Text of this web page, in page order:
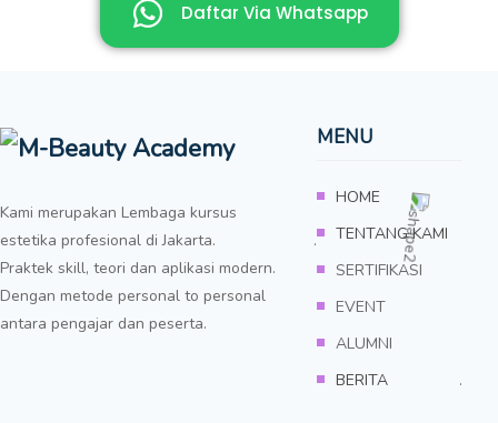
Daftar Via Whatsapp
Kami merupakan Lembaga kursus
estetika profesional di Jakarta. .
Praktek skill, teori dan aplikasi modern.
Dengan metode personal to personal
antara pengajar dan peserta.
MENU
HOME
TENTANG KAMI
SERTIFIKASI
EVENT
ALUMNI
BERITA .